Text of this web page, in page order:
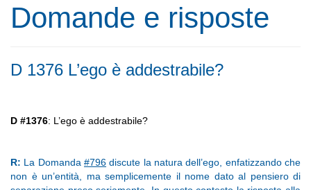
Domande e risposte
D 1376 L’ego è addestrabile?
D #1376: L’ego è addestrabile?
R: La Domanda#796 discute la natura dell’ego, enfatizzando che
non è un’entità, ma semplicemente il nome dato al pensiero di